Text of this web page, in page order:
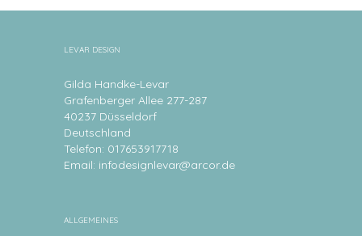
LEVAR DESIGN
Gilda Handke-Levar
Grafenberger Allee 277-287
40237 Düsseldorf
Deutschland
Telefon: 017653917718
Email: infodesignlevar@arcor.de
ALLGEMEINES